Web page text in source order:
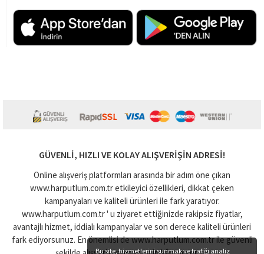
Bu site, hizmetlerini sunmak ve trafiği analiz
GÜVENLI, HIZLI VE KOLAY ALIŞVERIŞIN ADRESI!
Online alışveriş platformları arasında bir adım öne çıkan
www.harputlum.com.tr etkileyici özellikleri, dikkat çeken
kampanyaları ve kaliteli ürünleri ile fark yaratıyor.
www.harputlum.com.tr ' u ziyaret ettiğinizde rakipsiz fiyatlar,
avantajlı hizmet, iddialı kampanyalar ve son derece kaliteli ürünleri
fark ediyorsunuz. En önemlisi de www.harputlum.com.tr ile güvenli